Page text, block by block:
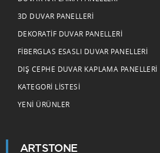
3D DUVAR PANELLERI
DEKORATIF DUVAR PANELLERI
FIBERGLAS ESASLI DUVAR PANELLERI
DIŞ CEPHE DUVAR KAPLAMA PANELLERI
KATEGORI LISTESI
YENI ÜRÜNLER
ARTSTONE